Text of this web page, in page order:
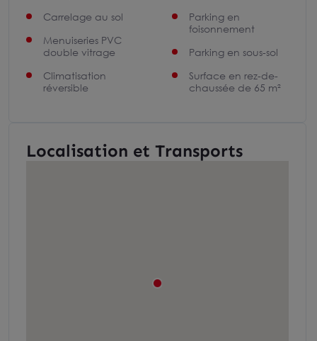
Carrelage au sol
Menuiseries PVC
double vitrage
Climatisation
réversible
Parking en
foisonnement
Parking en sous-sol
Surface en rez-de-
chaussée de 65 m²
Localisation et Transports